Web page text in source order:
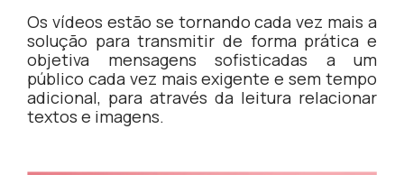
Os vídeos estão se tornando cada vez mais a
solução para transmitir de forma prática e
objetiva mensagens sofisticadas a um
público cada vez mais exigente e sem tempo
adicional, para através da leitura relacionar
textos e imagens.